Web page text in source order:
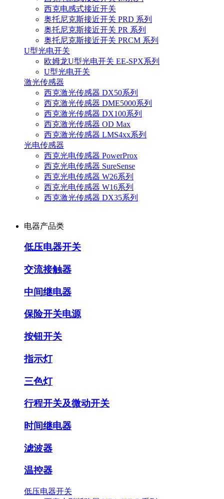
西克电感式接近开关
奥托尼克斯接近开关 PRD 系列
奥托尼克斯接近开关 PR 系列
奥托尼克斯接近开关 PRCM 系列
U型光电开关
欧姆龙U型光电开关 EE-SPX系列
U型光电开关
激光传感器
西克激光传感器 DX50系列
西克激光传感器 DME5000系列
西克激光传感器 DX100系列
西克激光传感器 OD Max
西克激光传感器 LMS4xx系列
光电传感器
西克光电传感器 PowerProx
西克光电传感器 SureSense
西克光电传感器 W26系列
西克光电传感器 W16系列
西克激光传感器 DX35系列
电器产品类
低压电器开关
交流接触器
中间继电器
保险开关电源
按钮开关
指示灯
三色灯
行程开关及微动开关
时间继电器
滤波器
温控器
低压电器开关